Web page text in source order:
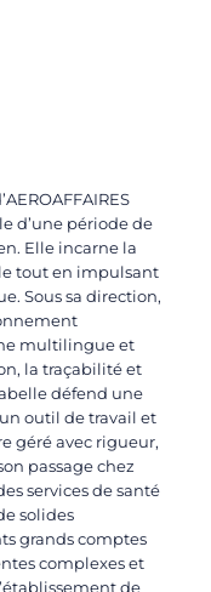
d’une période de
Elle incarne la
tout en impulsant
Sous sa direction,
multilingue et
la traçabilité et
défend une
outil de travail et
géré avec rigueur,
passage chez
services de santé
solides
grands comptes
complexes et
de